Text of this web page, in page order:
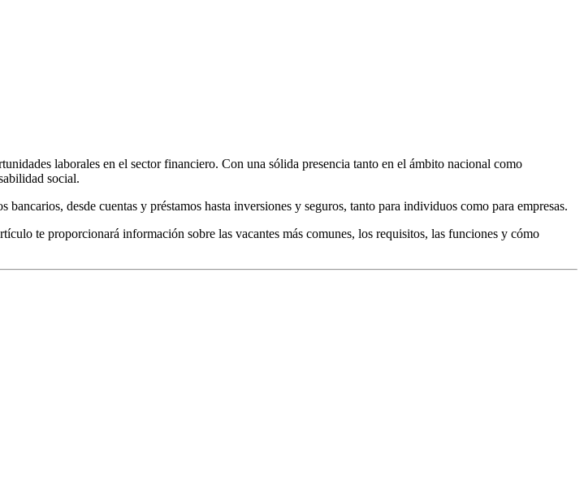
laborales en el sector financiero. Con una sólida presencia tanto en el ámbito nacional como
social.
desde cuentas y préstamos hasta inversiones y seguros, tanto para individuos como para empresas.
te proporcionará información sobre las vacantes más comunes, los requisitos, las funciones y cómo